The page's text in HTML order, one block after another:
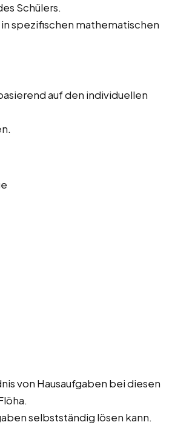
Schülers.
spezifischen mathematischen
auf den individuellen
von Hausaufgaben bei diesen
selbstständig lösen kann.